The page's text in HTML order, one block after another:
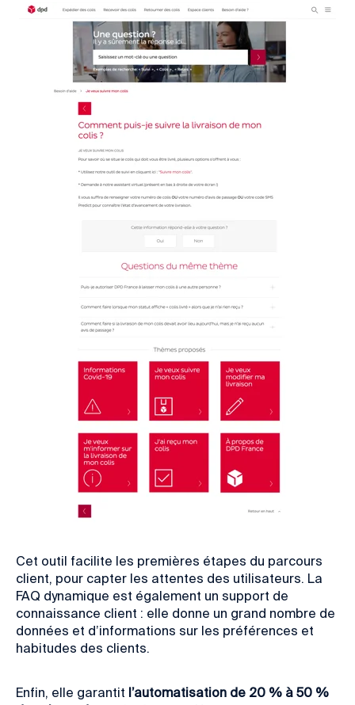
Cet outil facilite les premières étapes du parcours
client, pour capter les attentes des utilisateurs. La
FAQ dynamique est également un support de
connaissance client : elle donne un grand nombre de
données et d’informations sur les préférences et
habitudes des clients.
Enfin, elle garantit l’automatisation de 20 % à 50 %